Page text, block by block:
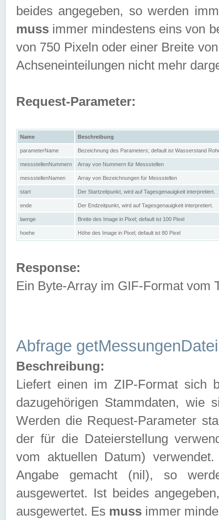
beides angegeben, so werden
muss immer mindestens eins von
von 750 Pixeln oder einer Breite
Achseneinteilungen nicht mehr
Request-Parameter:
Name Beschreibung
parameterName Bezeichnung des Parameters; default ist Wasserstand
messstellenNummern Array von Nummern für Messstellen
messstellenNamen Array von Bezeichnungen für Messstellen
start Der Startzeitpunkt, wird auf Tagesgenauigkeit interpretiert.
ende Der Endzeitpunkt, wird auf Tagesgenauigkeit interpretiert.
laenge Breite des Image in Pixel; default ist 100 Pixel
hoehe Höhe des Image in Pixel; default ist 80 Pixel
Response:
Ein Byte-Array im GIF-Format vom
Abfrage getMessungenDatei
Beschreibung:
Liefert einen im ZIP-Format sich
dazugehörigen Stammdaten, wie
Werden die Request-Parameter
der für die Dateierstellung
vom aktuellen Datum)
Angabe gemacht (nil), so
ausgewertet. Ist beides
ausgewertet. Es muss immer